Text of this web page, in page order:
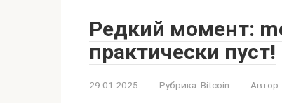
Редкий момент:
практически пуст!
29.01.2025 Рубрика: Bitcoin Автор: